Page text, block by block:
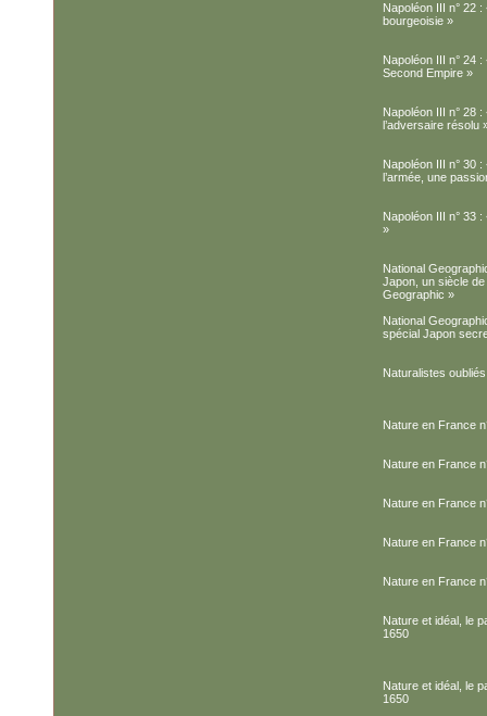
Napoléon III n° 22
bourgeoisie »
Napoléon III n° 24
Second Empire »
Napoléon III n° 28
l’adversaire résolu
Napoléon III n° 30
l’armée, une
Napoléon III n° 33 :
»
National
Japon, un siècle
Geographic »
National
spécial Japon
Naturalistes
Nature en France
Nature en France
Nature en France
Nature en France
Nature en France
Nature et idéal, le
1650
Nature et idéal, le
1650